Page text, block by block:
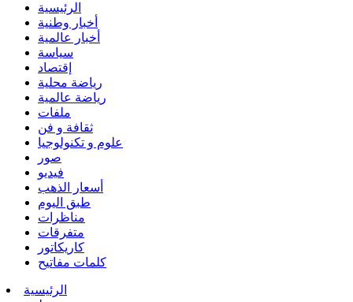
الرئيسية
أخبار وطنية
أخبار عالمية
سياسة
إقتصاد
رياضة محلية
رياضة عالمية
ملفات
ثقافة و فن
علوم و تكنولوجيا
صور
فيديو
أسعار الذهب
طبق اليوم
مناظرات
متفرقات
كاريكاتور
كلمات مفاتيح
الرئيسية